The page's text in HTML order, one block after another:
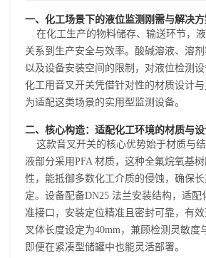
一、化工场景下的液位监测刚需与解决
在化工生产的物料储存、输送环节，
关系到生产安全与效率。酸碱溶液、溶剂
以及设备安装空间的限制，对液位检测设
化工用音叉开关凭借针对性的材质设计
为适配这类场景的实用型监测设备。
二、核心构造：适配化工环境的材质与
这款音叉开关的核心优势始于材质与
液部分采用PFA 材质，这种全氟烷氧基
性，能抵御多数化工介质的侵蚀，确保
定。设备配备DN25 法兰安装结构，适
准接口，安装定位精准且密封可靠，有效
叉体长度设定为40mm，兼顾检测灵敏度
即便在紧凑型储罐中也能灵活部署。